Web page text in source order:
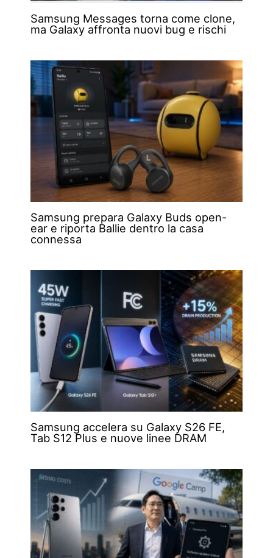
Samsung Messages torna come clone,
ma Galaxy affronta nuovi bug e rischi
Samsung prepara Galaxy Buds open-
ear e riporta Ballie dentro la casa
connessa
Samsung accelera su Galaxy S26 FE,
Tab S12 Plus e nuove linee DRAM